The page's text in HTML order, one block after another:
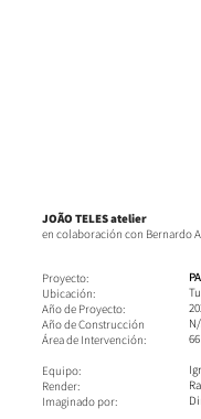
JOÃO TELES atelier
en colaboración con Bernardo
Proyecto:
Ubicación:
Año de Proyecto:
Año de Construcción
​Área de Intervención:
Equipo:
Render:
Imaginado por: